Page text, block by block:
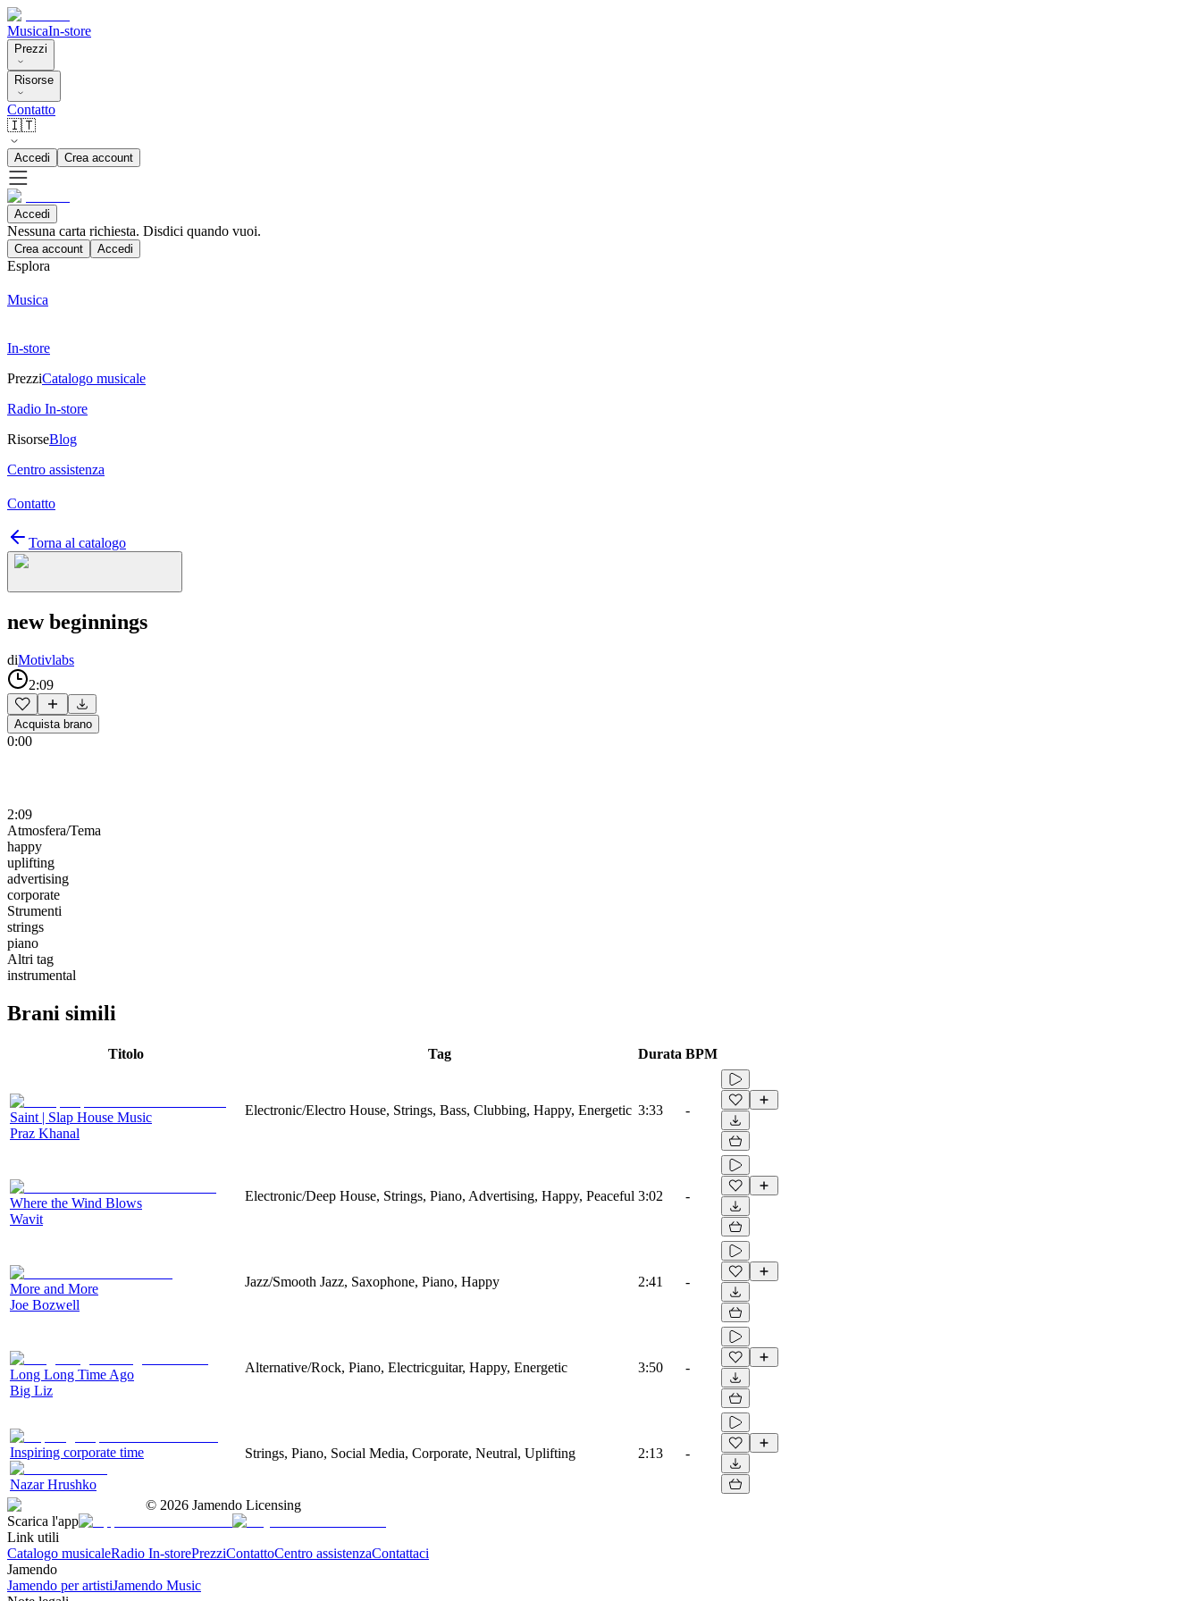
MusicaIn-store
Prezzi
Risorse
Contatto
🇮🇹
Accedi Crea account
Accedi
Nessuna carta richiesta. Disdici quando vuoi.
Crea account Accedi
Esplora
Musica
In-store
PrezziCatalogo musicale
Radio In-store
RisorseBlog
Centro assistenza
Contatto
Torna al catalogo
new beginnings
diMotivlabs
2:09
Acquista brano
0:00
2:09
Atmosfera/Tema
happy
uplifting
advertising
corporate
Strumenti
strings
piano
Altri tag
instrumental
Brani simili
Titolo Tag Durata BPM
Saint | Slap House Music
Praz Khanal
Electronic/Electro House, Strings, Bass, Clubbing, Happy, Energetic 3:33 -
Where the Wind Blows
Wavit
Electronic/Deep House, Strings, Piano, Advertising, Happy, Peaceful 3:02 -
More and More
Joe Bozwell
Jazz/Smooth Jazz, Saxophone, Piano, Happy 2:41 -
Long Long Time Ago
Big Liz
Alternative/Rock, Piano, Electricguitar, Happy, Energetic 3:50 -
Inspiring corporate time
Nazar Hrushko
Strings, Piano, Social Media, Corporate, Neutral, Uplifting 2:13 -
© 2026 Jamendo Licensing
Scarica l'app
Link utili
Catalogo musicaleRadio In-storePrezziContattoCentro assistenzaContattaci
Jamendo
Jamendo per artistiJamendo Music